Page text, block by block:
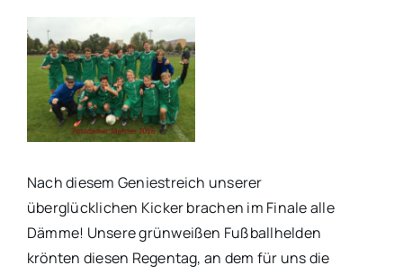
Nach diesem Geniestreich unserer
überglücklichen Kicker brachen im Finale alle
Dämme! Unsere grünweißen Fußballhelden
krönten diesen Regentag, an dem für uns die